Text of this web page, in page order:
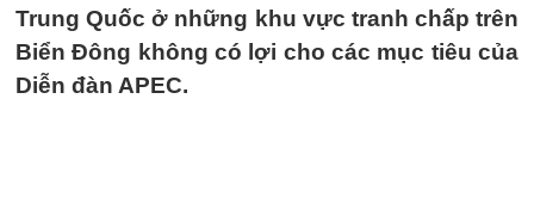
Trung Quốc ở những khu vực tranh chấp trên
Biển Đông không có lợi cho các mục tiêu của
Diễn đàn APEC.